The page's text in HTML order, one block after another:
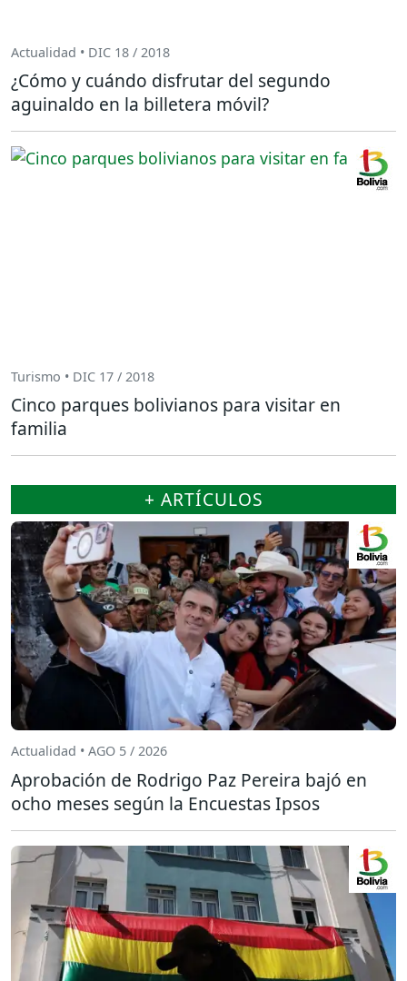
Actualidad • DIC 18 / 2018
¿Cómo y cuándo disfrutar del segundo
aguinaldo en la billetera móvil?
Turismo • DIC 17 / 2018
Cinco parques bolivianos para visitar en
familia
+ ARTÍCULOS
Actualidad • AGO 5 / 2026
Aprobación de Rodrigo Paz Pereira bajó en
ocho meses según la Encuestas Ipsos